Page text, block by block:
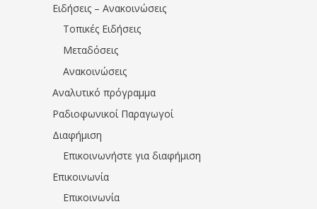
Ειδήσεις – Ανακοινώσεις
Τοπικές Ειδήσεις
Μεταδόσεις
Ανακοινώσεις
Αναλυτικό πρόγραμμα
Ραδιοφωνικοί Παραγωγοί
Διαφήμιση
Επικοινωνήστε για διαφήμιση
Επικοινωνία
Επικοινωνία